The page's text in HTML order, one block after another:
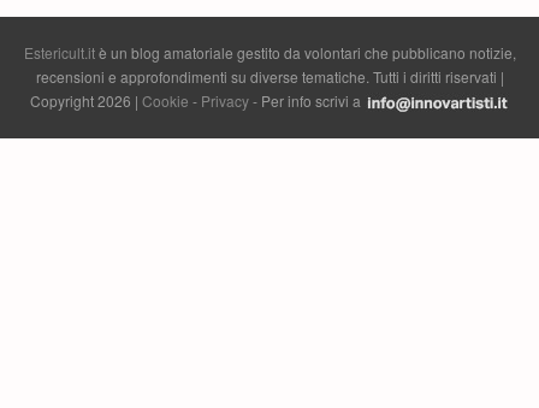
Estericult.itè un blog amatoriale gestito da volontari che pubblicano notizie,
recensioni e approfondimenti su diverse tematiche. Tutti i diritti riservati |
Copyright 2026 | Cookie - Privacy- Per info scrivi a